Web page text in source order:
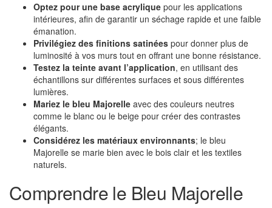
Optez pour une base acrylique pour les applications
intérieures, afin de garantir un séchage rapide et une faible
émanation.
Privilégiez des finitions satinées pour donner plus de
luminosité à vos murs tout en offrant une bonne résistance.
Testez la teinte avant l’application, en utilisant des
échantillons sur différentes surfaces et sous différentes
lumières.
Mariez le bleu Majorelle avec des couleurs neutres
comme le blanc ou le beige pour créer des contrastes
élégants.
Considérez les matériaux environnants; le bleu
Majorelle se marie bien avec le bois clair et les textiles
naturels.
Comprendre le Bleu Majorelle